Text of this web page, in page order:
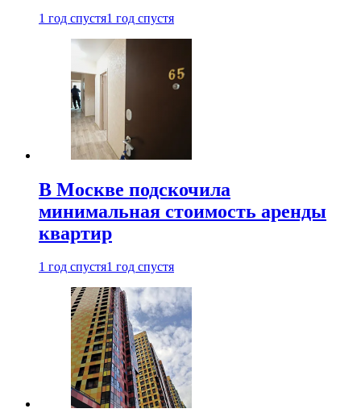
1 год спустя1 год спустя
В Москве подскочила
минимальная стоимость аренды
квартир
1 год спустя1 год спустя